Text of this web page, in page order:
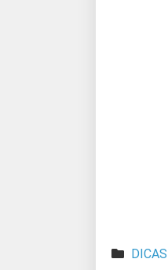
DICAS